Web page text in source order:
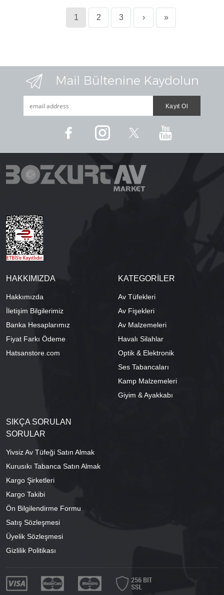
1 2 3 › »
HAKKIMIZDA
Hakkımızda
İletişim Bilgilerimiz
Banka Hesaplarımız
Fiyat Farkı Ödeme
Hatsanstore.com
KATEGORİLER
Av Tüfekleri
Av Fişekleri
Av Malzemeleri
Havalı Silahlar
Optik & Elektronik
Ses Tabancaları
Kamp Malzemeleri
Giyim & Ayakkabı
SIKÇA SORULAN
SORULAR
Yivsiz Av Tüfeği Satın Almak
Kurusıkı Tabanca Satın Almak
Kargo Şirketleri
Kargo Takibi
Ön Bilgilendirme Formu
Satış Sözleşmesi
Üyelik Sözleşmesi
Gizlilik Politikası